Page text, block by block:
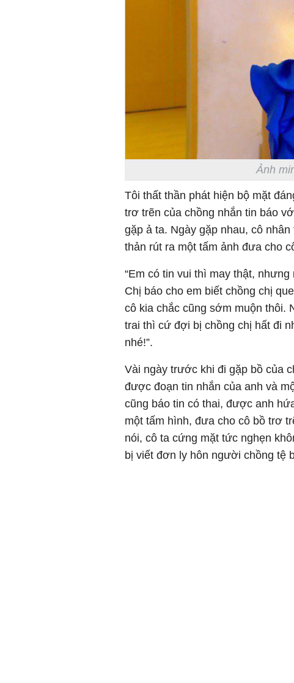
Ảnh
Tôi thất thần phát hiện bộ mặt
trơ trẽn của chồng nhắn tin báo
gặp ả ta. Ngày gặp nhau, cô
thản rút ra một tấm ảnh đưa cho
“Em có tin vui thì may thật,
Chị báo cho em biết chồng chị
cô kia chắc cũng sớm muộn thôi.
trai thì cứ đợi bị chồng chị hất đi
nhé!”.
Vài ngày trước khi đi gặp bồ của
được đoạn tin nhắn của anh và
cũng báo tin có thai, được anh
một tấm hình, đưa cho cô bồ trơ
nói, cô ta cứng mặt tức nghẹn
bị viết đơn ly hôn người chồng tệ